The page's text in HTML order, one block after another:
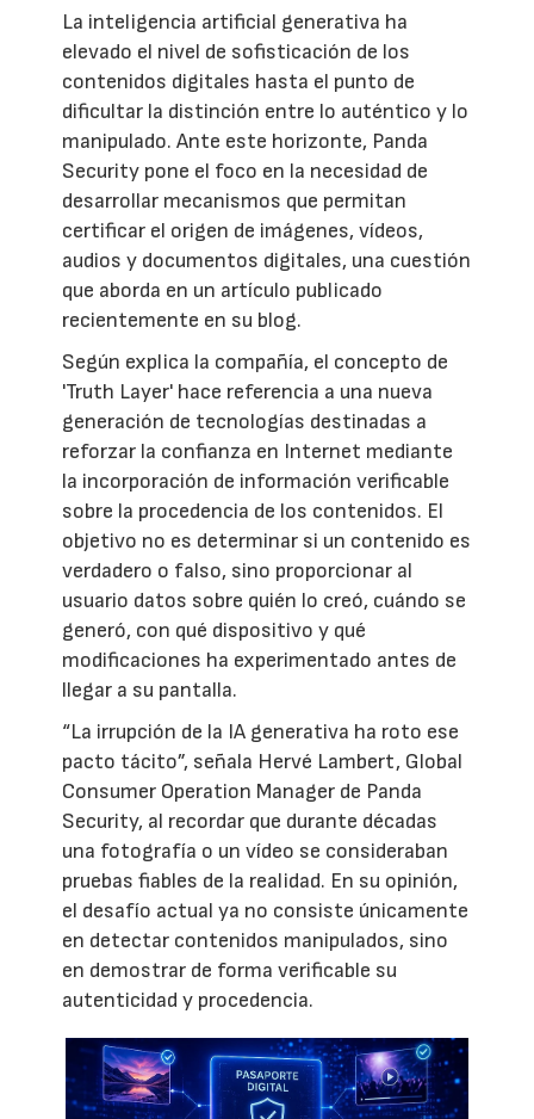
La inteligencia artificial generativa ha
elevado el nivel de sofisticación de los
contenidos digitales hasta el punto de
dificultar la distinción entre lo auténtico y lo
manipulado. Ante este horizonte, Panda
Security pone el foco en la necesidad de
desarrollar mecanismos que permitan
certificar el origen de imágenes, vídeos,
audios y documentos digitales, una cuestión
que aborda en un artículo publicado
recientemente en su blog.
Según explica la compañía, el concepto de
'Truth Layer' hace referencia a una nueva
generación de tecnologías destinadas a
reforzar la confianza en Internet mediante
la incorporación de información verificable
sobre la procedencia de los contenidos. El
objetivo no es determinar si un contenido es
verdadero o falso, sino proporcionar al
usuario datos sobre quién lo creó, cuándo se
generó, con qué dispositivo y qué
modificaciones ha experimentado antes de
llegar a su pantalla.
“La irrupción de la IA generativa ha roto ese
pacto tácito”, señala Hervé Lambert, Global
Consumer Operation Manager de Panda
Security, al recordar que durante décadas
una fotografía o un vídeo se consideraban
pruebas fiables de la realidad. En su opinión,
el desafío actual ya no consiste únicamente
en detectar contenidos manipulados, sino
en demostrar de forma verificable su
autenticidad y procedencia.